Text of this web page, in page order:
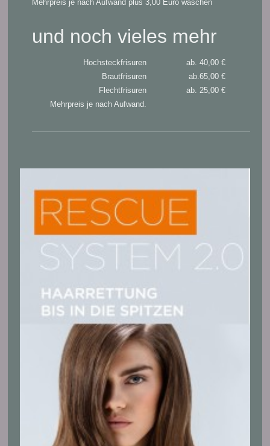
Mehrpreis je nach Aufwand plus 3,00 Euro waschen
und noch vieles mehr
Hochsteckfrisuren
ab. 40,00 €
Brautfrisuren
ab.65,00 €
Flechtfrisuren
ab. 25,00 €
Mehrpreis je nach Aufwand.